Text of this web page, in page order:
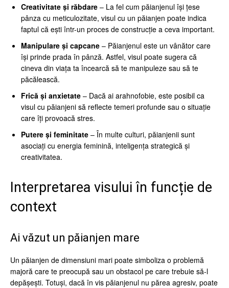
Creativitate și răbdare – La fel cum păianjenul își țese
pânza cu meticulozitate, visul cu un păianjen poate indica
faptul că ești într-un proces de construcție a ceva important.
Manipulare și capcane – Păianjenul este un vânător care
își prinde prada în pânză. Astfel, visul poate sugera că
cineva din viața ta încearcă să te manipuleze sau să te
păcălească.
Frică și anxietate – Dacă ai arahnofobie, este posibil ca
visul cu păianjeni să reflecte temeri profunde sau o situație
care îți provoacă stres.
Putere și feminitate – În multe culturi, păianjenii sunt
asociați cu energia feminină, inteligența strategică și
creativitatea.
Interpretarea visului în funcție de
context
Ai văzut un păianjen mare
Un păianjen de dimensiuni mari poate simboliza o problemă
majoră care te preocupă sau un obstacol pe care trebuie să-l
depășești. Totuși, dacă în vis păianjenul nu părea agresiv, poate